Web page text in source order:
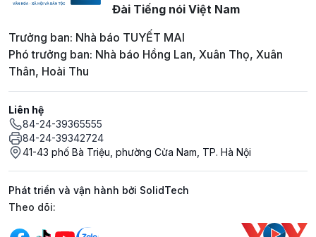
Đài Tiếng nói Việt Nam
Trưởng ban: Nhà báo TUYẾT MAI
Phó trưởng ban: Nhà báo Hồng Lan, Xuân Thọ, Xuân
Thân, Hoài Thu
Liên hệ
84-24-39365555
84-24-39342724
41-43 phố Bà Triệu, phường Cửa Nam, TP. Hà Nội
Phát triển và vận hành bởi SolidTech
Mạng xã hội
Theo dõi: